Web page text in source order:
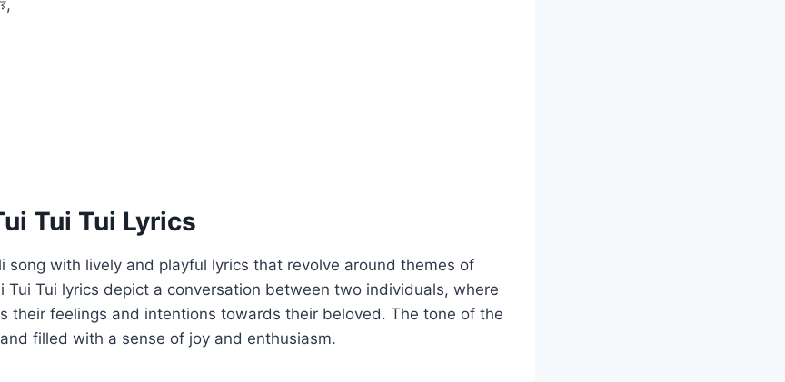
Tui Tui Lyrics
song with lively and playful lyrics that revolve around themes of
Tui Tui lyrics depict a conversation between two individuals, where
their feelings and intentions towards their beloved. The tone of the
filled with a sense of joy and enthusiasm.